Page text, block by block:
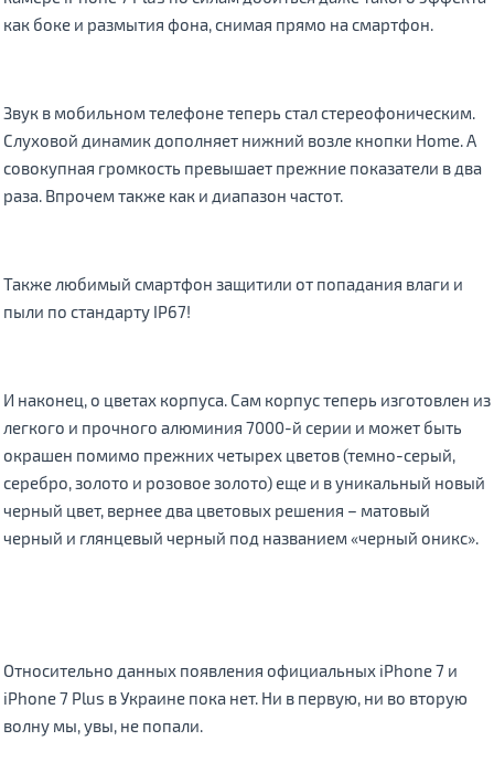
как боке и размытия фона, снимая прямо на смартфон.
Звук в мобильном телефоне теперь стал стереофоническим.
Слуховой динамик дополняет нижний возле кнопки Home. А
совокупная громкость превышает прежние показатели в два
раза. Впрочем также как и диапазон частот.
Также любимый смартфон защитили от попадания влаги и
пыли по стандарту IP67!
И наконец, о цветах корпуса. Сам корпус теперь изготовлен из
легкого и прочного алюминия 7000-й серии и может быть
окрашен помимо прежних четырех цветов (темно-серый,
серебро, золото и розовое золото) еще и в уникальный новый
черный цвет, вернее два цветовых решения – матовый
черный и глянцевый черный под названием «черный оникс».
Относительно данных появления официальных iPhone 7 и
iPhone 7 Plus в Украине пока нет. Ни в первую, ни во вторую
волну мы, увы, не попали.